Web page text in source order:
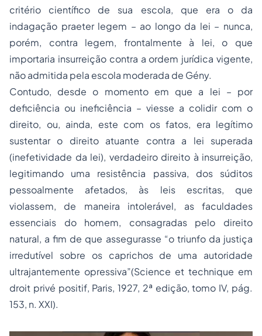
critério científico de sua escola, que era o da
indagação praeter legem – ao longo da lei – nunca,
porém, contra legem, frontalmente à lei, o que
importaria insurreição contra a ordem jurídica vigente,
não admitida pela escola moderada de Gény.
Contudo, desde o momento em que a lei – por
deficiência ou ineficiência – viesse a colidir com o
direito, ou, ainda, este com os fatos, era legítimo
sustentar o direito atuante contra a lei superada
(inefetividade da lei), verdadeiro direito à insurreição,
legitimando uma resistência passiva, dos súditos
pessoalmente afetados, às leis escritas, que
violassem, de maneira intolerável, as faculdades
essenciais do homem, consagradas pelo direito
natural, a fim de que assegurasse “o triunfo da justiça
irredutível sobre os caprichos de uma autoridade
ultrajantemente opressiva”(Science et technique em
droit privé positif, Paris, 1927, 2ª edição, tomo IV, pág.
153, n. XXI).